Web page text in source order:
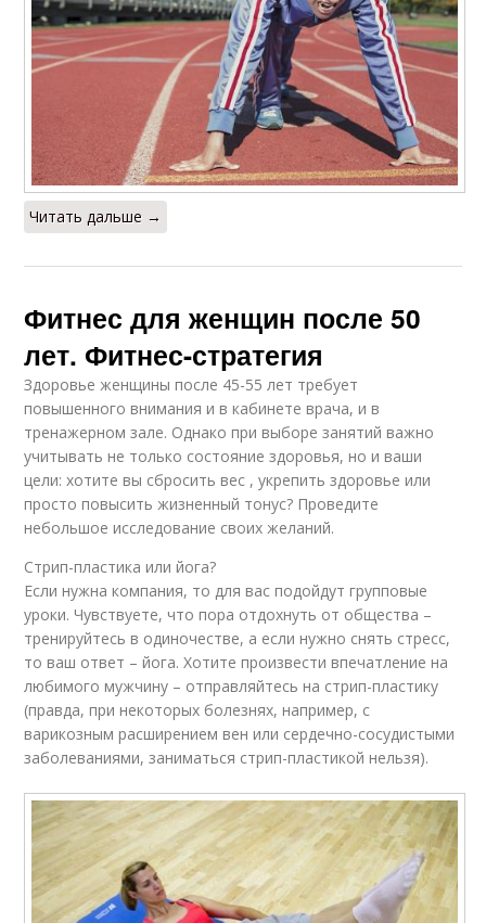
Читать дальше →
Фитнес для женщин после 50
лет. Фитнес-стратегия
Здоровье женщины после 45-55 лет требует
повышенного внимания и в кабинете врача, и в
тренажерном зале. Однако при выборе занятий важно
учитывать не только состояние здоровья, но и ваши
цели: хотите вы сбросить вес , укрепить здоровье или
просто повысить жизненный тонус? Проведите
небольшое исследование своих желаний.
Стрип-пластика или йога?
Если нужна компания, то для вас подойдут групповые
уроки. Чувствуете, что пора отдохнуть от общества –
тренируйтесь в одиночестве, а если нужно снять стресс,
то ваш ответ – йога. Хотите произвести впечатление на
любимого мужчину – отправляйтесь на стрип-пластику
(правда, при некоторых болезнях, например, с
варикозным расширением вен или сердечно-сосудистыми
заболеваниями, заниматься стрип-пластикой нельзя).